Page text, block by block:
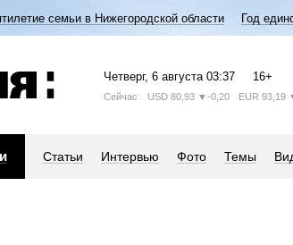
семьи в Нижегородской области Год
Четверг, 6 августа 03:37 16+
Сейчас USD 80,93 ▼-0,20 EUR 93,19
Статьи Интервью Фото Темы